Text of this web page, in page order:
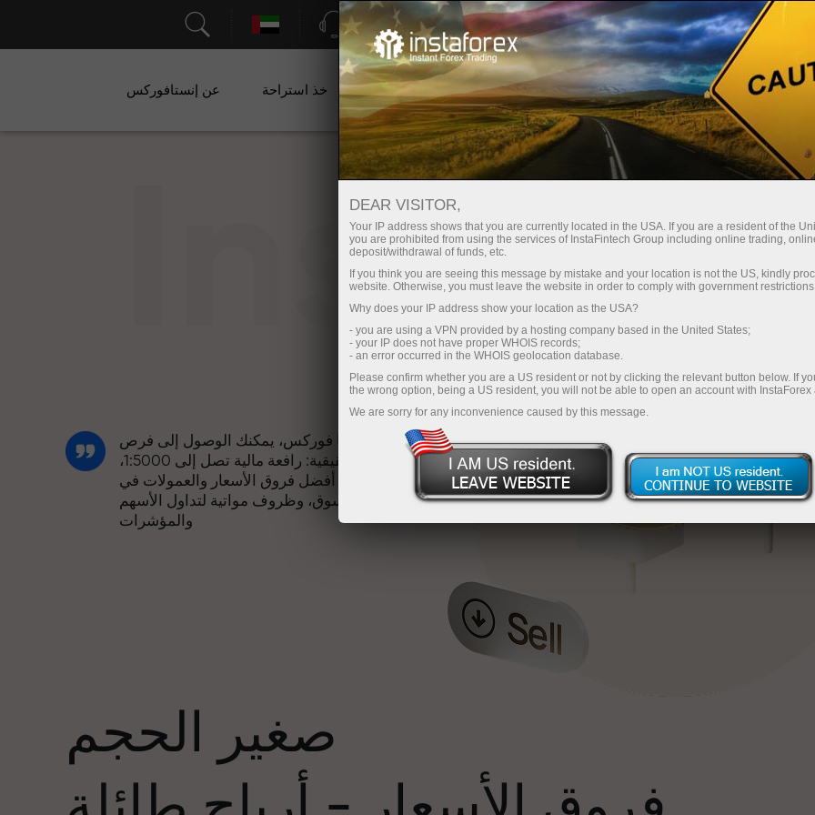
الدعم فتح الحساب الفوري منصة التداول
للمبتدئين للمستثمرين للشركاء الحملات خذ استراحة عن إنستافوركس
مع إنستا فوركس، يمكنك الوصول إلى فرص
تنافسية حقيقية: رافعة مالية تصل إلى 1:5000،
وبعض من أفضل فروق الأسعار والعمولات في
السوق، وظروف مواتية لتداول الأسهم
والمؤشرات
تتشارك سرعة المسار وسرعة التداول نفس
القيم. يُضفي أليش لوبرايس عناصر الحماس
والانضباط على عالم التداول، ويعمل كشريك
صغير الحجم
DEAR VISITOR,
Your IP address shows that you are currently located in the USA. If you are a resident of the
you are prohibited from using the services of InstaFintech Group including online trading,
deposit/withdrawal of funds, etc.
If you think you are seeing this message by mistake and your location is not the US, kindly
website. Otherwise, you must leave the website in order to comply with government
Why does your IP address show your location as the USA?
- you are using a VPN provided by a hosting company based in the United States;
- your IP does not have proper WHOIS records;
- an error occurred in the WHOIS geolocation database.
Please confirm whether you are a US resident or not by clicking the relevant button below. If
the wrong option, being a US resident, you will not be able to open an account with InstaForex
We are sorry for any inconvenience caused by this message.